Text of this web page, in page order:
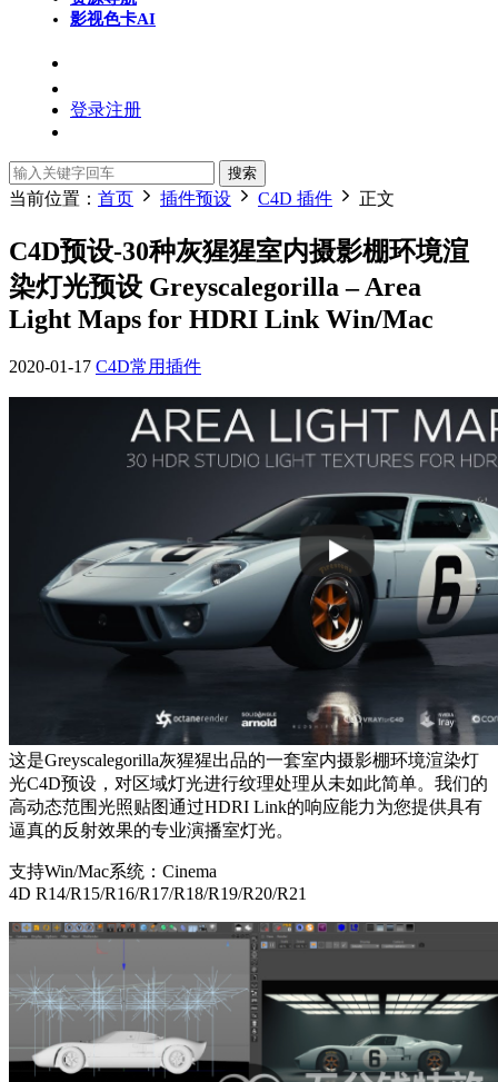
影视色卡AI
登录注册
搜索
当前位置： 首页 插件预设 C4D 插件 正文
C4D预设-30种灰猩猩室内摄影棚环境渲
染灯光预设 Greyscalegorilla – Area
Light Maps for HDRI Link Win/Mac
2020-01-17 C4D常用插件
这是Greyscalegorilla灰猩猩出品的一套室内摄影棚环境渲染灯
光C4D预设，对区域灯光进行纹理处理从未如此简单。我们的
高动态范围光照贴图通过HDRI Link的响应能力为您提供具有
逼真的反射效果的专业演播室灯光。
支持Win/Mac系统：Cinema
4D R14/R15/R16/R17/R18/R19/R20/R21